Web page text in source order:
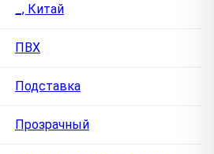
_, Китай
ПВХ
Подставка
Прозрачный